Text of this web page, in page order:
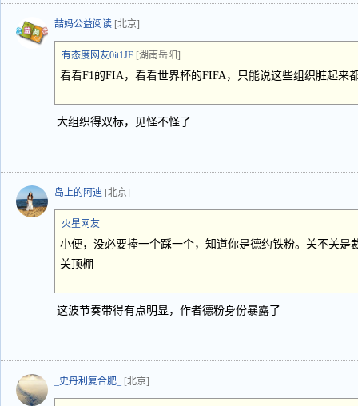
喆妈公益阅读 [北京]
有态度网友0it1JF [湖南岳阳]
看看F1的FIA，看看世界杯的FIFA，只能说这些组织脏起来
大组织得双标，见怪不怪了
岛上的阿迪 [北京]
火星网友
小便，没必要捧一个踩一个，知道你是德约铁粉。关不关是
关顶棚
这波节奏带得有点明显，作者德粉身份暴露了
_史丹利复合肥_ [北京]